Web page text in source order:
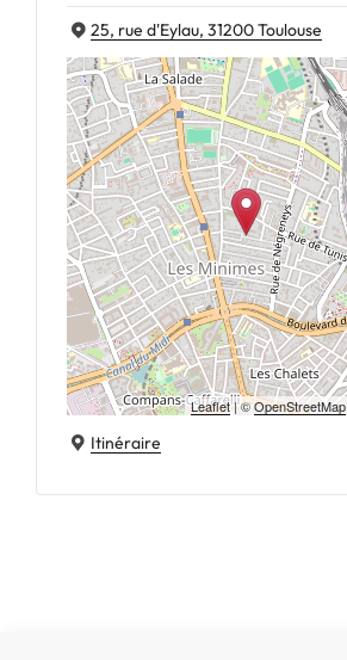
25, rue d'Eylau, 31200 Toulouse
Leaflet| ©OpenStreetMap
Itinéraire